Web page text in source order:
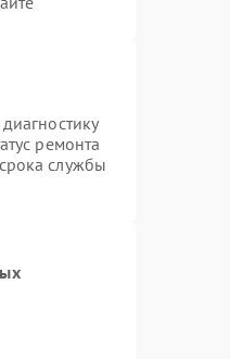
ремонта
службы